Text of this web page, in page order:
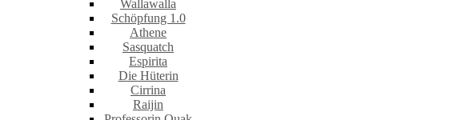
Wallawalla
Schöpfung 1.0
Athene
Sasquatch
Espirita
Die Hüterin
Cirrina
Raijin